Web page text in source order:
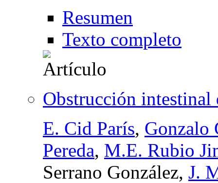
Resumen
Texto completo
Obstrucción intestinal
E. Cid París, Gonzalo
Pereda, M.E. Rubio
Serrano González, J.